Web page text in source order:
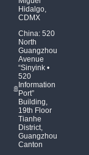
Hidalgo,
CDMX
China: 520
North
Guangzhou
Avenue
“Sinyink •
520
Information
Port”
Building,
19th Floor
Tianhe
District,
Guangzhou
Canton